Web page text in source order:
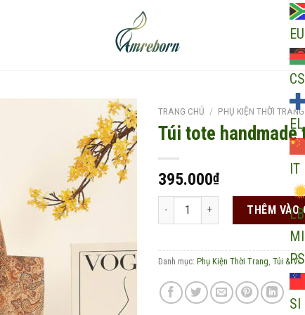
EU
CS
EL
IT
LB
MI
PS
SI
Add to
wishlist
TRANG CHỦ / PHỤ KIỆN THỜI TRANG
Túi tote handmade
395.000₫
Túi tote handmade từ vỏ cây số
THÊM VÀO
Danh mục: Phụ Kiện Thời Trang Túi & Ví